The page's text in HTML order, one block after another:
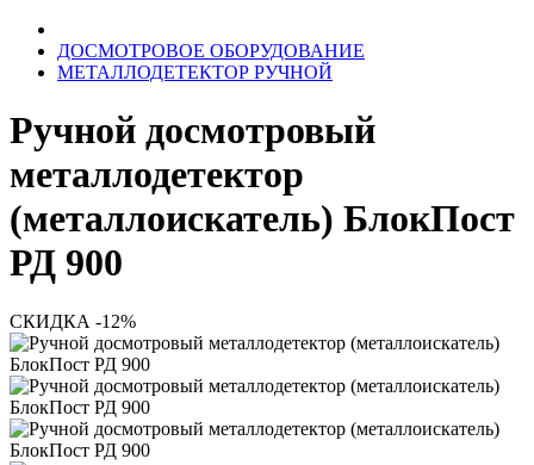
ДОСМОТРОВОЕ ОБОРУДОВАНИЕ
МЕТАЛЛОДЕТЕКТОР РУЧНОЙ
Ручной досмотровый
металлодетектор
(металлоискатель) БлокПост
РД 900
СКИДКА -12%